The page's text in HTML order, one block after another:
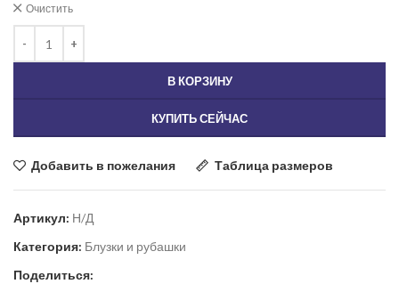
Очистить
В КОРЗИНУ
КУПИТЬ СЕЙЧАС
Добавить в пожелания Таблица размеров
Артикул: Н/Д
Категория: Блузки и рубашки
Поделиться: